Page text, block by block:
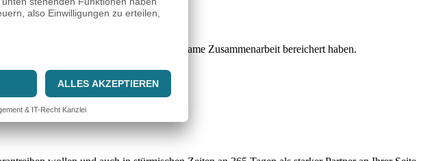
Gesprächen die unsere gemeinsame Zusammenarbeit bereichert haben.